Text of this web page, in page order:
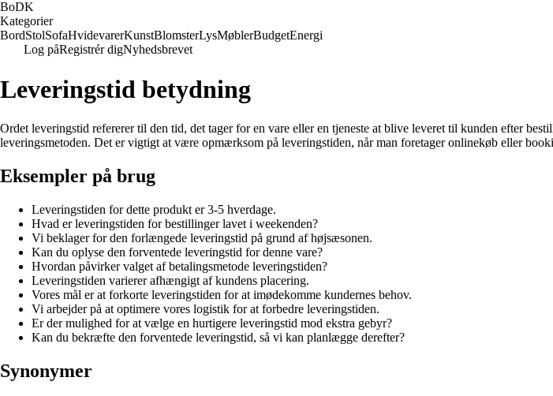
BoDK
Kategorier
BordStolSofaHvidevarerKunstBlomsterLysMøblerBudgetEnergi
Log påRegistrér digNyhedsbrevet
Leveringstid betydning
Ordet leveringstid refererer til den tid, det tager for en vare eller en tjeneste at blive leveret til kunden efter
leveringsmetoden. Det er vigtigt at være opmærksom på leveringstiden, når man foretager onlinekøb eller
Eksempler på brug
Leveringstiden for dette produkt er 3-5 hverdage.
Hvad er leveringstiden for bestillinger lavet i weekenden?
Vi beklager for den forlængede leveringstid på grund af højsæsonen.
Kan du oplyse den forventede leveringstid for denne vare?
Hvordan påvirker valget af betalingsmetode leveringstiden?
Leveringstiden varierer afhængigt af kundens placering.
Vores mål er at forkorte leveringstiden for at imødekomme kundernes behov.
Vi arbejder på at optimere vores logistik for at forbedre leveringstiden.
Er der mulighed for at vælge en hurtigere leveringstid mod ekstra gebyr?
Kan du bekræfte den forventede leveringstid, så vi kan planlægge derefter?
Synonymer